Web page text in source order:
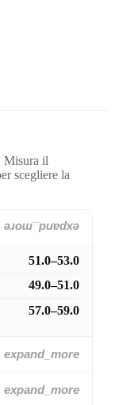
Misura il
scegliere la
expand_more
51.0–53.0
49.0–51.0
57.0–59.0
expand_more
expand_more